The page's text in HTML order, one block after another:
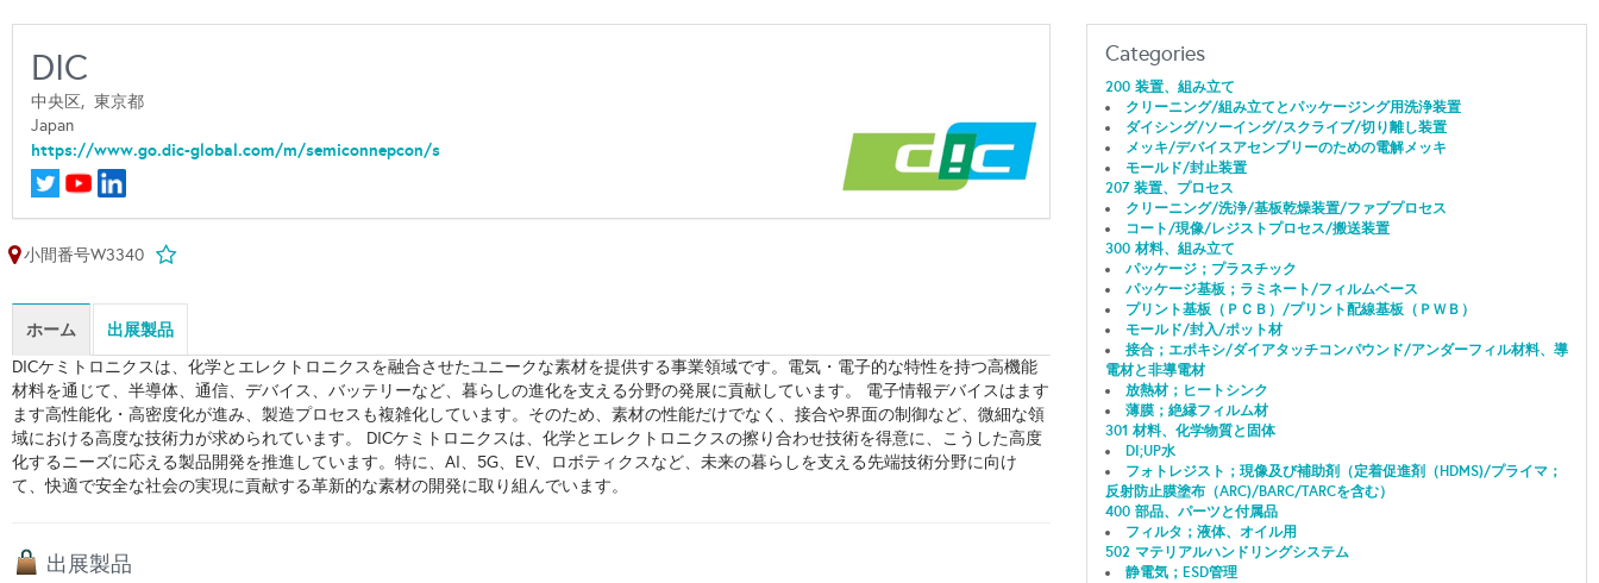
DIC
中央区, 東京都
Japan
https://www.go.dic-global.com/m/semiconnepcon/s
小間番号W3340
ホーム 出展製品
DICケミトロニクスは、化学とエレクトロニクスを融合させたユニークな素材を提供する事業領域です。電気・電子的な特性を持つ高機能
材料を通じて、半導体、通信、デバイス、バッテリーなど、暮らしの進化を支える分野の発展に貢献しています。 電子情報デバイスはます
ます高性能化・高密度化が進み、製造プロセスも複雑化しています。そのため、素材の性能だけでなく、接合や界面の制御など、微細な領
域における高度な技術力が求められています。 DICケミトロニクスは、化学とエレクトロニクスの擦り合わせ技術を得意に、こうした高度
化するニーズに応える製品開発を推進しています。特に、AI、5G、EV、ロボティクスなど、未来の暮らしを支える先端技術分野に向け
て、快適で安全な社会の実現に貢献する革新的な素材の開発に取り組んでいます。
出展製品
Categories
200 装置、組み立て
クリーニング/組み立てとパッケージング用洗浄装置
ダイシング/ソーイング/スクライブ/切り離し装置
メッキ/デバイスアセンブリーのための電解メッキ
モールド/封止装置
207 装置、プロセス
クリーニング/洗浄/基板乾燥装置/ファブプロセス
コート/現像/レジストプロセス/搬送装置
300 材料、組み立て
パッケージ；プラスチック
パッケージ基板；ラミネート/フィルムベース
プリント基板（ＰＣＢ）/プリント配線基板（ＰＷＢ）
モールド/封入/ポット材
接合；エポキシ/ダイアタッチコンパウンド/アンダーフィル材料、導
電材と非導電材
放熱材；ヒートシンク
薄膜；絶縁フィルム材
301 材料、化学物質と固体
DI;UP水
フォトレジスト；現像及び補助剤（定着促進剤（HDMS)/プライマ；
反射防止膜塗布（ARC)/BARC/TARCを含む）
400 部品、パーツと付属品
フィルタ；液体、オイル用
502 マテリアルハンドリングシステム
静電気；ESD管理